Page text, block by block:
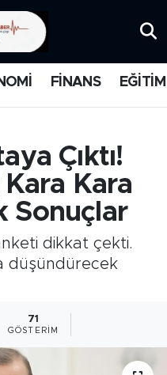
FİNANS EĞİTİM
Çıktı!
Kara Kara
Sonuçlar
dikkat çekti.
düşündürecek
71
GÖSTERIM
ve Fikstür